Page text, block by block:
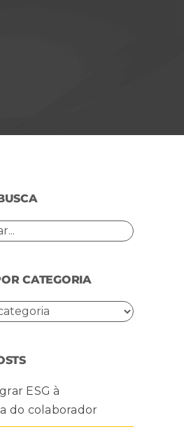
CATEGORIA
ESG à
do colaborador